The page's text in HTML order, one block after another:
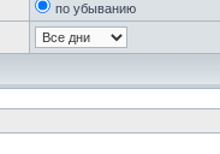
по убыванию